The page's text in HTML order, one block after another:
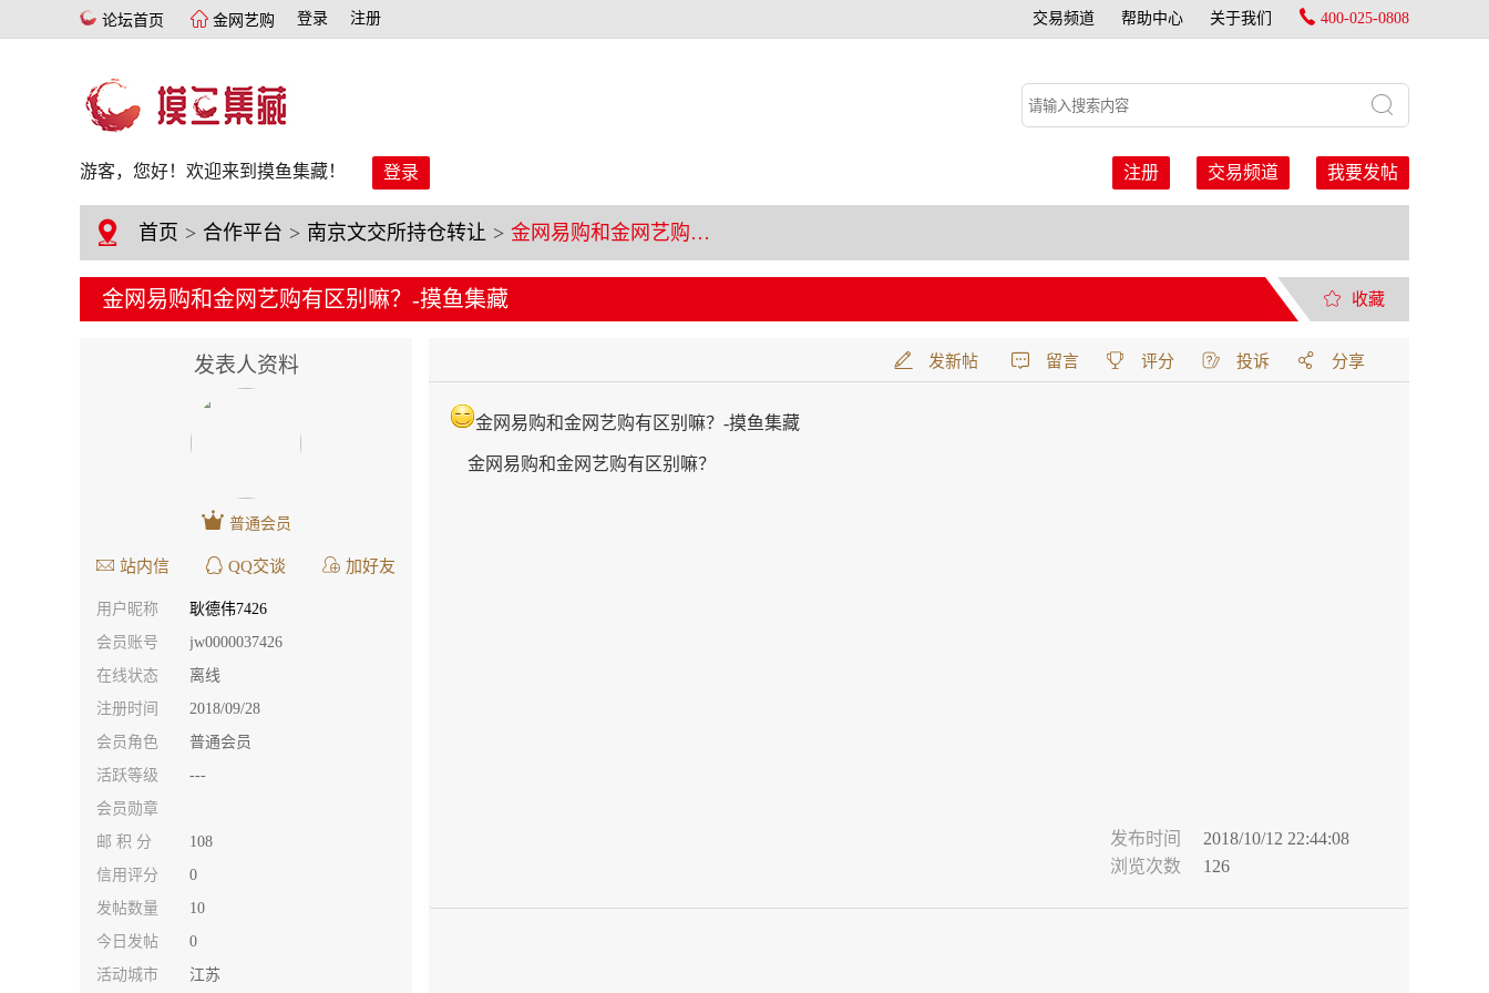
论坛首页 金网艺购 登录 注册 交易频道 帮助中心 关于我们 400-025-0808
游客，您好！欢迎来到摸鱼集藏！ 登录 注册 交易频道 我要发帖
首页 > 合作平台 > 南京文交所持仓转让 > 金网易购和金网艺购有区别嘛？-摸鱼集藏
金网易购和金网艺购有区别嘛？-摸鱼集藏 收藏
发表人资料
普通会员
站内信 QQ交谈 加好友
用户昵称
耿德伟7426
会员账号
jw0000037426
在线状态
离线
注册时间
2018/09/28
会员角色
普通会员
活跃等级
---
会员勋章
邮 积 分
108
信用评分
0
发帖数量
10
今日发帖
0
活动城市
江苏
分享
投诉
评分
留言
发新帖
金网易购和金网艺购有区别嘛？-摸鱼集藏
金网易购和金网艺购有区别嘛？
发布时间
2018/10/12 22:44:08
浏览次数
126